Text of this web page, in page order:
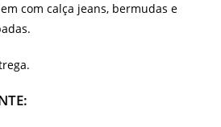
com calça jeans, bermudas e